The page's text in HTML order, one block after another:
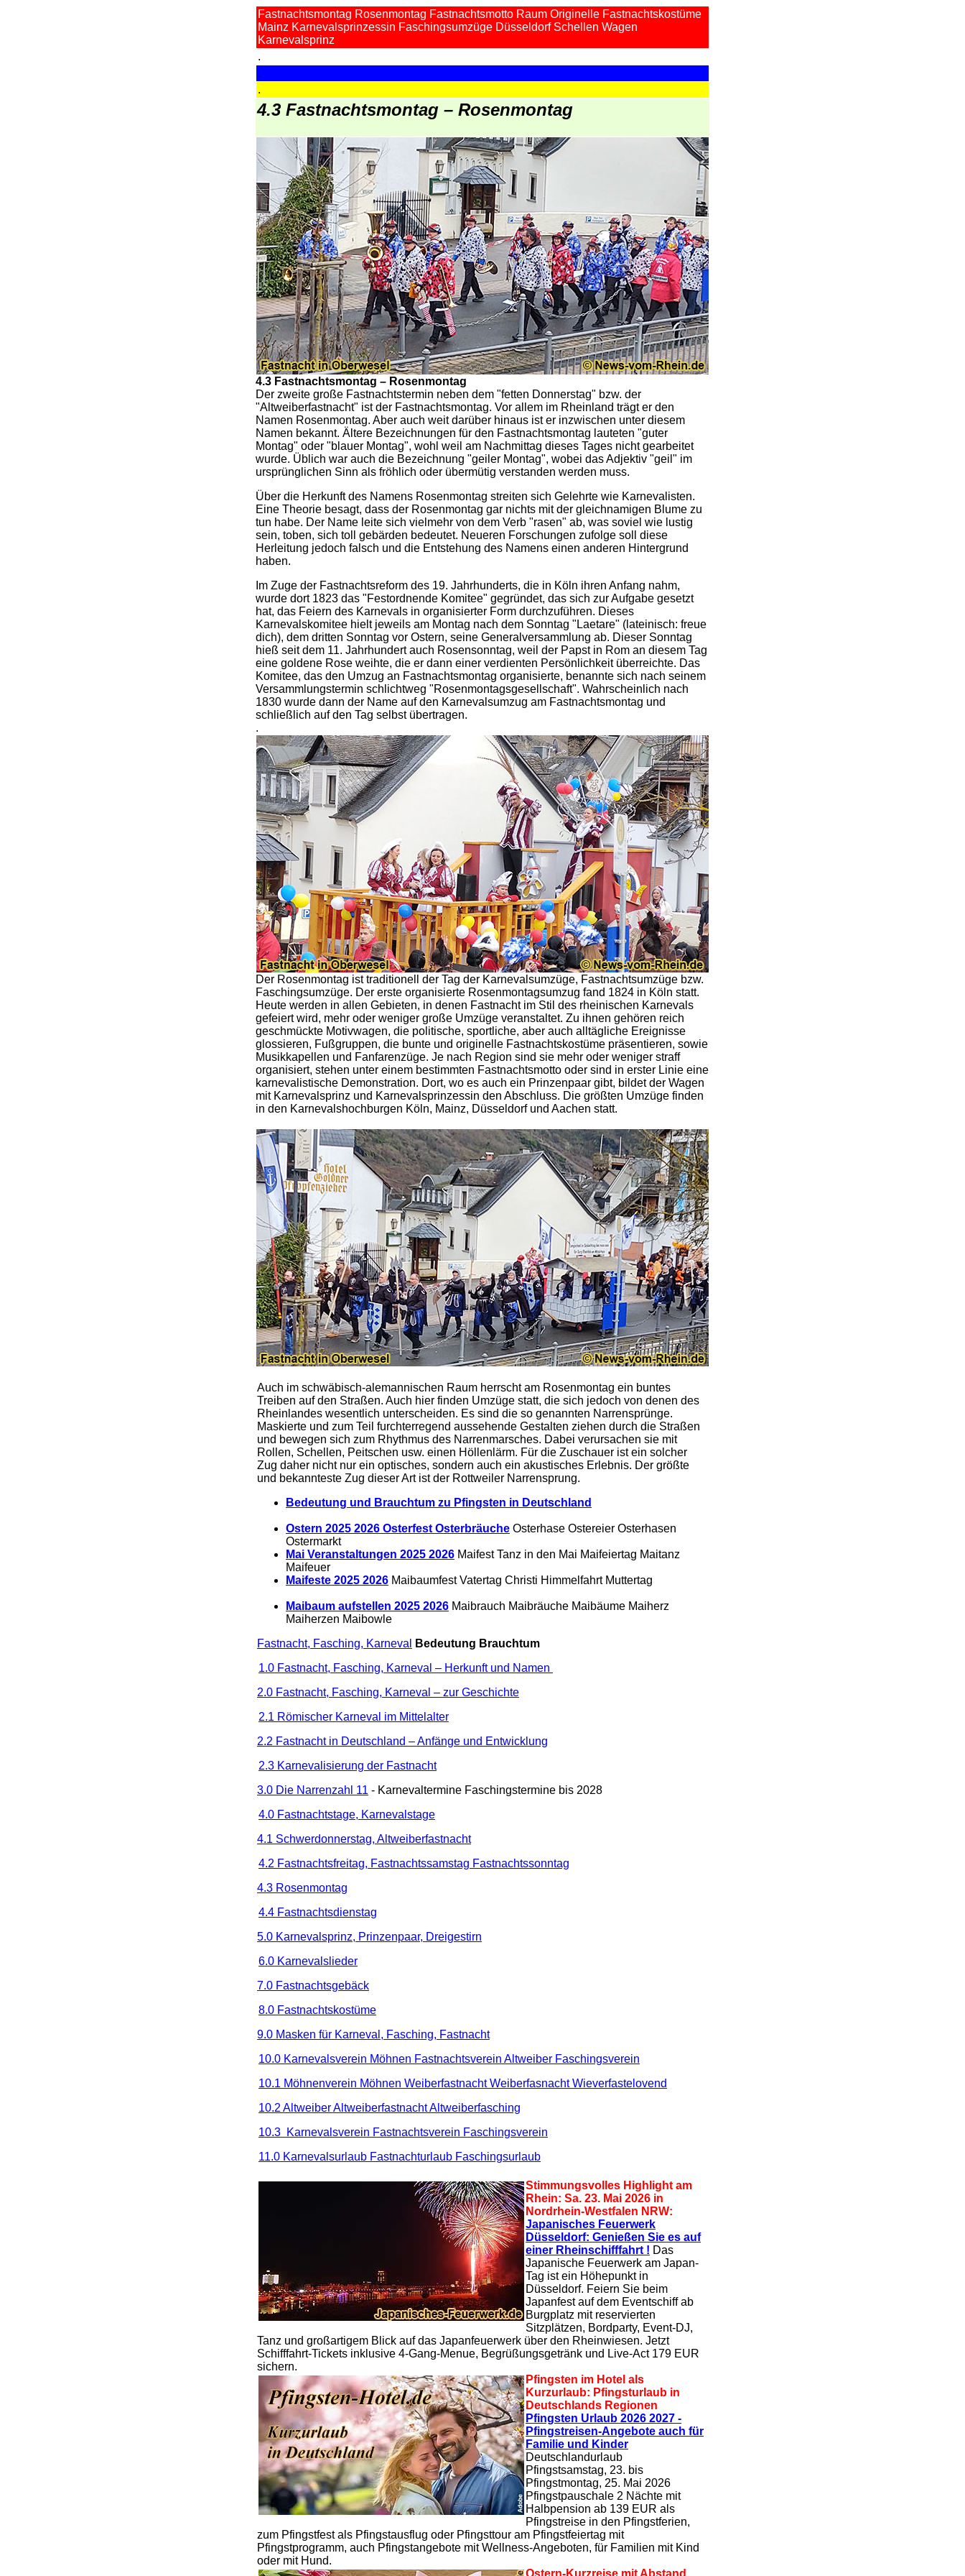
Fastnachtsmontag Rosenmontag Fastnachtsmotto Raum Originelle Fastnachtskostüme
Mainz Karnevalsprinzessin Faschingsumzüge Düsseldorf Schellen Wagen
Karnevalsprinz
.
.
.
4.3 Fastnachtsmontag – Rosenmontag
4.3 Fastnachtsmontag – Rosenmontag
Der zweite große Fastnachtstermin neben dem "fetten Donnerstag" bzw. der
"Altweiberfastnacht" ist der Fastnachtsmontag. Vor allem im Rheinland trägt er den
Namen Rosenmontag. Aber auch weit darüber hinaus ist er inzwischen unter diesem
Namen bekannt. Ältere Bezeichnungen für den Fastnachtsmontag lauteten "guter
Montag" oder "blauer Montag", wohl weil am Nachmittag dieses Tages nicht gearbeitet
wurde. Üblich war auch die Bezeichnung "geiler Montag", wobei das Adjektiv "geil" im
ursprünglichen Sinn als fröhlich oder übermütig verstanden werden muss.
Über die Herkunft des Namens Rosenmontag streiten sich Gelehrte wie Karnevalisten.
Eine Theorie besagt, dass der Rosenmontag gar nichts mit der gleichnamigen Blume zu
tun habe. Der Name leite sich vielmehr von dem Verb "rasen" ab, was soviel wie lustig
sein, toben, sich toll gebärden bedeutet. Neueren Forschungen zufolge soll diese
Herleitung jedoch falsch und die Entstehung des Namens einen anderen Hintergrund
haben.
Im Zuge der Fastnachtsreform des 19. Jahrhunderts, die in Köln ihren Anfang nahm,
wurde dort 1823 das "Festordnende Komitee" gegründet, das sich zur Aufgabe gesetzt
hat, das Feiern des Karnevals in organisierter Form durchzuführen. Dieses
Karnevalskomitee hielt jeweils am Montag nach dem Sonntag "Laetare" (lateinisch: freue
dich), dem dritten Sonntag vor Ostern, seine Generalversammlung ab. Dieser Sonntag
hieß seit dem 11. Jahrhundert auch Rosensonntag, weil der Papst in Rom an diesem Tag
eine goldene Rose weihte, die er dann einer verdienten Persönlichkeit überreichte. Das
Komitee, das den Umzug an Fastnachtsmontag organisierte, benannte sich nach seinem
Versammlungstermin schlichtweg "Rosenmontagsgesellschaft". Wahrscheinlich nach
1830 wurde dann der Name auf den Karnevalsumzug am Fastnachtsmontag und
schließlich auf den Tag selbst übertragen.
.
Der Rosenmontag ist traditionell der Tag der Karnevalsumzüge, Fastnachtsumzüge bzw.
Faschingsumzüge. Der erste organisierte Rosenmontagsumzug fand 1824 in Köln statt.
Heute werden in allen Gebieten, in denen Fastnacht im Stil des rheinischen Karnevals
gefeiert wird, mehr oder weniger große Umzüge veranstaltet. Zu ihnen gehören reich
geschmückte Motivwagen, die politische, sportliche, aber auch alltägliche Ereignisse
glossieren, Fußgruppen, die bunte und originelle Fastnachtskostüme präsentieren, sowie
Musikkapellen und Fanfarenzüge. Je nach Region sind sie mehr oder weniger straff
organisiert, stehen unter einem bestimmten Fastnachtsmotto oder sind in erster Linie eine
karnevalistische Demonstration. Dort, wo es auch ein Prinzenpaar gibt, bildet der Wagen
mit Karnevalsprinz und Karnevalsprinzessin den Abschluss. Die größten Umzüge finden
in den Karnevalshochburgen Köln, Mainz, Düsseldorf und Aachen statt.
Auch im schwäbisch-alemannischen Raum herrscht am Rosenmontag ein buntes
Treiben auf den Straßen. Auch hier finden Umzüge statt, die sich jedoch von denen des
Rheinlandes wesentlich unterscheiden. Es sind die so genannten Narrensprünge.
Maskierte und zum Teil furchterregend aussehende Gestalten ziehen durch die Straßen
und bewegen sich zum Rhythmus des Narrenmarsches. Dabei verursachen sie mit
Rollen, Schellen, Peitschen usw. einen Höllenlärm. Für die Zuschauer ist ein solcher
Zug daher nicht nur ein optisches, sondern auch ein akustisches Erlebnis. Der größte
und bekannteste Zug dieser Art ist der Rottweiler Narrensprung.
Bedeutung und Brauchtum zu Pfingsten in Deutschland
Ostern 2025 2026 Osterfest Osterbräuche Osterhase Ostereier Osterhasen
Ostermarkt
Mai Veranstaltungen 2025 2026 Maifest Tanz in den Mai Maifeiertag Maitanz
Maifeuer
Maifeste 2025 2026 Maibaumfest Vatertag Christi Himmelfahrt Muttertag
Maibaum aufstellen 2025 2026 Maibrauch Maibräuche Maibäume Maiherz
Maiherzen Maibowle
Fastnacht, Fasching, Karneval
Bedeutung Brauchtum
1.0 Fastnacht, Fasching, Karneval – Herkunft und Namen
2.0 Fastnacht, Fasching, Karneval – zur Geschichte
2.1 Römischer Karneval im Mittelalter
2.2 Fastnacht in Deutschland – Anfänge und Entwicklung
2.3 Karnevalisierung der Fastnacht
3.0 Die Narrenzahl 11 - Karnevaltermine Faschingstermine bis 2028
4.0 Fastnachtstage, Karnevalstage
4.1 Schwerdonnerstag, Altweiberfastnacht
4.2 Fastnachtsfreitag, Fastnachtssamstag Fastnachtssonntag
4.3 Rosenmontag
4.4 Fastnachtsdienstag
5.0 Karnevalsprinz, Prinzenpaar, Dreigestirn
6.0 Karnevalslieder
7.0 Fastnachtsgebäck
8.0 Fastnachtskostüme
9.0 Masken für Karneval, Fasching, Fastnacht
10.0 Karnevalsverein Möhnen Fastnachtsverein Altweiber Faschingsverein
10.1 Möhnenverein Möhnen Weiberfastnacht Weiberfasnacht Wieverfastelovend
10.2 Altweiber Altweiberfastnacht Altweiberfasching
10.3 Karnevalsverein Fastnachtsverein Faschingsverein
11.0 Karnevalsurlaub Fastnachturlaub Faschingsurlaub
Stimmungsvolles Highlight am
Rhein: Sa. 23. Mai 2026 in
Nordrhein-Westfalen NRW:
Japanisches Feuerwerk
Düsseldorf: Genießen Sie es auf
einer Rheinschifffahrt ! Das
Japanische Feuerwerk am Japan-
Tag ist ein Höhepunkt in
Düsseldorf. Feiern Sie beim
Japanfest auf dem Eventschiff ab
Burgplatz mit reservierten
Sitzplätzen, Bordparty, Event-DJ,
Tanz und großartigem Blick auf das Japanfeuerwerk über den Rheinwiesen. Jetzt
Schifffahrt-Tickets inklusive 4-Gang-Menue, Begrüßungsgetränk und Live-Act 179 EUR
sichern.
Pfingsten im Hotel als
Kurzurlaub: Pfingsturlaub in
Deutschlands Regionen
Pfingsten Urlaub 2026 2027 -
Pfingstreisen-Angebote auch für
Familie und Kinder
Deutschlandurlaub
Pfingstsamstag, 23. bis
Pfingstmontag, 25. Mai 2026
Pfingstpauschale 2 Nächte mit
Halbpension ab 139 EUR als
Pfingstreise in den Pfingstferien,
zum Pfingstfest als Pfingstausflug oder Pfingsttour am Pfingstfeiertag mit
Pfingstprogramm, auch Pfingstangebote mit Wellness-Angeboten, für Familien mit Kind
oder mit Hund.
Ostern-Kurzreise mit Abstand